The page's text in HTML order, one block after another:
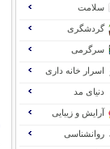
سلامت
گردشگری
سرگرمی
اسرار خانه داری
دنیای مد
آرایش و زیبایی
روانشناسی